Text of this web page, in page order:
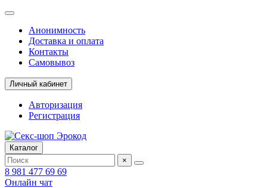
Анонимность
Доставка и оплата
Контакты
Самовывоз
Личный кабинет
Авторизация
Регистрация
Каталог
×
8 981 477 69 69
Онлайн чат